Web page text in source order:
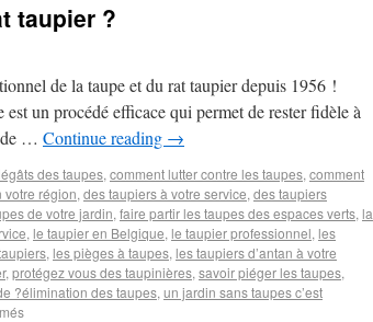
taupier ?
de la taupe et du rat taupier depuis 1956 !
un procédé efficace qui permet de rester fidèle à
de … Continue reading →
des taupes, comment lutter contre les taupes, comment
votre région, des taupiers à votre service, des taupiers
de votre jardin, faire partir les taupes des espaces verts, la
, le taupier en Belgique, le taupier professionnel, les
, les pièges à taupes, les taupiers d’antan à votre
, protégez vous des taupinières, savoir piéger les taupes,
?élimination des taupes, un jardin sans taupes c’est